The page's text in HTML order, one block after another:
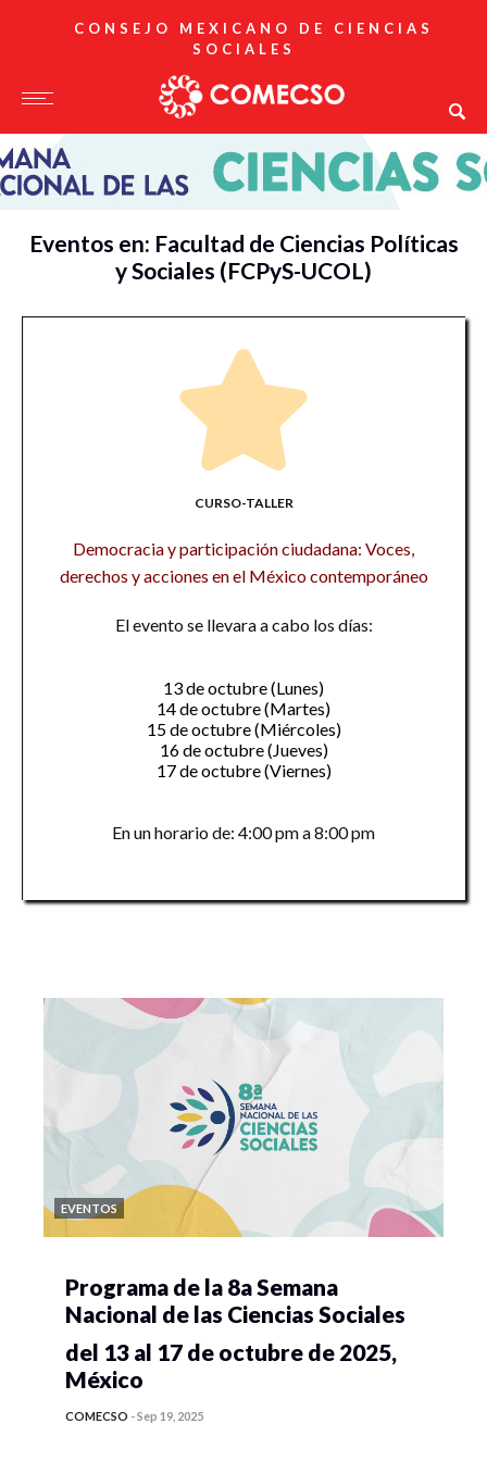
CONSEJO MEXICANO DE CIENCIAS
SOCIALES
Eventos en: Facultad de Ciencias Políticas
y Sociales (FCPyS-UCOL)
CURSO-TALLER
Democracia y participación ciudadana: Voces,
derechos y acciones en el México contemporáneo
El evento se llevara a cabo los días:
13 de octubre (Lunes)
14 de octubre (Martes)
15 de octubre (Miércoles)
16 de octubre (Jueves)
17 de octubre (Viernes)
En un horario de: 4:00 pm a 8:00 pm
EVENTOS
Programa de la 8a Semana
Nacional de las Ciencias Sociales
del 13 al 17 de octubre de 2025,
México
COMECSO -Sep 19, 2025